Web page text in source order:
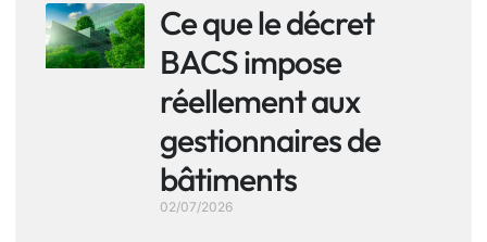
Ce que le décret
BACS impose
réellement aux
gestionnaires de
bâtiments
02/07/2026